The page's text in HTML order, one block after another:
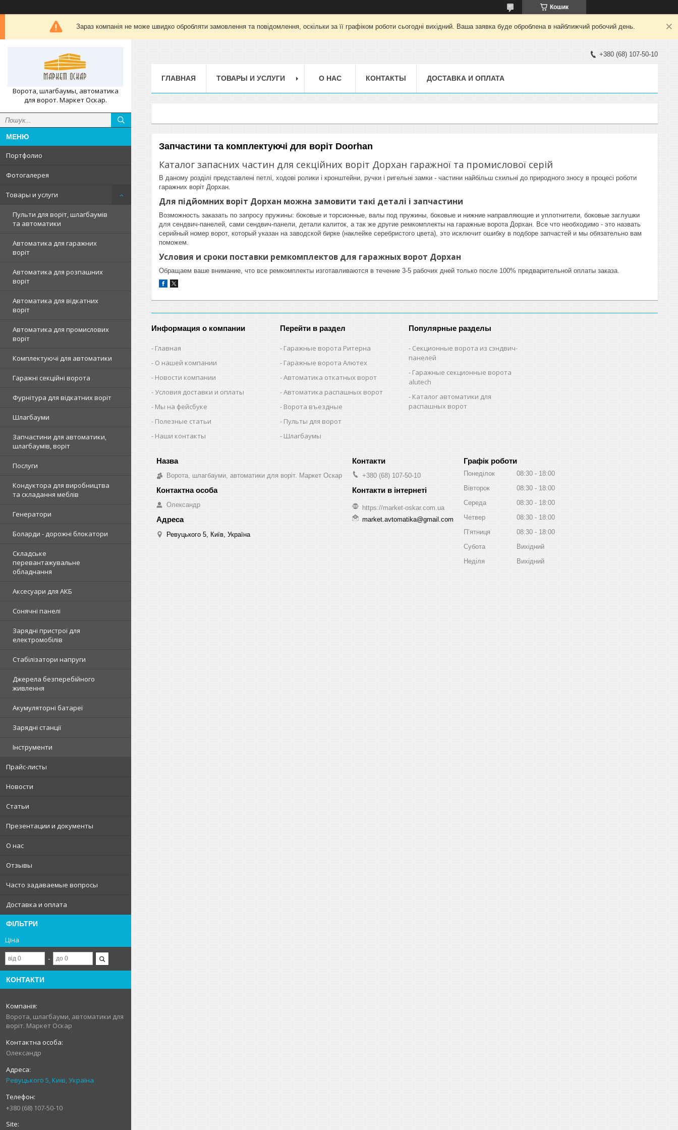
Кошик
Зараз компанія не може швидко обробляти замовлення та повідомлення, оскільки за її графіком роботи сьогодні вихідний. Ваша заявка буде оброблена в найближчий робочий день.
Ворота, шлагбаумы, автоматика
для ворот. Маркет Оскар.
Портфолио
Фотогалерея
Товары и услуги
Пульти для воріт, шлагбаумів
та автоматики
Автоматика для гаражних
воріт
Автоматика для розпашних
воріт
Автоматика для відкатних
воріт
Автоматика для промислових
воріт
Комплектуючі для автоматики
Гаражні секційні ворота
Фурнітура для відкатних воріт
Шлагбауми
Запчастини для автоматики,
шлагбаумів, воріт
Послуги
Кондуктора для виробництва
та складання меблів
Генератори
Боларди - дорожні блокатори
Складське
перевантажувальне
обладнання
Аксесуари для АКБ
Сонячні панелі
Зарядні пристрої для
електромобілів
Стабілізатори напруги
Джерела безперебійного
живлення
Акумуляторні батареї
Зарядні станції
Інструменти
Прайс-листы
Новости
Статьи
Презентации и документы
О нас
Отзывы
Часто задаваемые вопросы
Доставка и оплата
ФІЛЬТРИ
Ціна
КОНТАКТИ
Ворота, шлагбауми, автоматики для
воріт. Маркет Оскар
Олександр
Ревуцького 5, Київ, Україна
+380 (68) 107-50-10
+380 (68) 107-50-10
ГЛАВНАЯ ТОВАРЫ И УСЛУГИ О НАС КОНТАКТЫ ДОСТАВКА И ОПЛАТА
Запчастини та комплектуючі для воріт Doorhan
Каталог запасних частин для секційних воріт Дорхан гаражної та промислової серій
В даному розділі представлені петлі, ходові ролики і кронштейни, ручки і ригельні замки - частини найбільш схильні до природного зносу в процесі роботи
гаражних воріт Дорхан.
Для підйомних воріт Дорхан можна замовити такі деталі і запчастини
Возможность заказать по запросу пружины: боковые и торсионные, валы под пружины, боковые и нижние направляющие и уплотнители, боковые заглушки
для сендвич-панелей, сами сендвич-панели, детали калиток, а так же другие ремкомплекты на гаражные ворота Дорхан. Все что необходимо - это назвать
серийный номер ворот, который указан на заводской бирке (наклейке серебристого цвета), это исключит ошибку в подборе запчастей и мы обязательно вам
поможем.
Условия и сроки поставки ремкомплектов для гаражных ворот Дорхан
Обращаем ваше внимание, что все ремкомплекты изготавливаются в течение 3-5 рабочих дней только после 100% предварительной оплаты заказа.
Информация о компании
Главная
О нашей компании
Новости компании
Условия доставки и оплаты
Мы на фейсбуке
Полезные статьи
Наши контакты
Перейти в раздел
Гаражные ворота Ритерна
Гаражные ворота Алютех
Автоматика откатных ворот
Автоматика распашных ворот
Ворота въездные
Пульты для ворот
Шлагбаумы
Популярные разделы
Секционные ворота из сэндвич-
панелей
Гаражные секционные ворота
alutech
Каталог автоматики для
распашных ворот
Ворота, шлагбауми, автоматики для воріт. Маркет Оскар
Олександр
Ревуцького 5, Київ, Україна
+380 (68) 107-50-10
https://market-oskar.com.ua
market.avtomatika@gmail.com
Графік роботи
Понеділок 08:30
18:00
Вівторок
08:30
18:00
Середа
08:30
18:00
Четвер
08:30
18:00
Пʼятниця
08:30
18:00
Субота
Вихідний
Неділя
Вихідний